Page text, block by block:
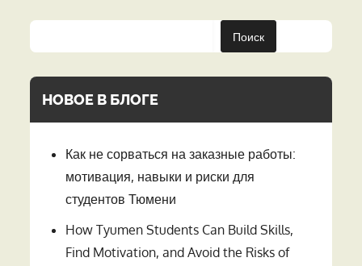
Поиск
НОВОЕ В БЛОГЕ
Как не сорваться на заказные работы:
мотивация, навыки и риски для
студентов Тюмени
How Tyumen Students Can Build Skills,
Find Motivation, and Avoid the Risks of